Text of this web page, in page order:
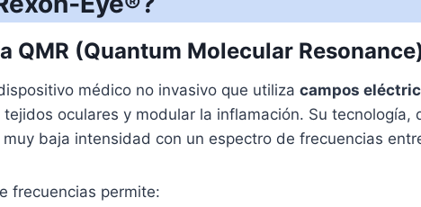
QMR (Quantum Molecular
médico no invasivo que utiliza campos
oculares y modular la inflamación. Su tecnología,
baja intensidad con un espectro de frecuencias
frecuencias permite: